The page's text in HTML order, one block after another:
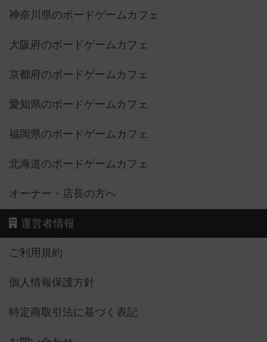
神奈川県のボードゲームカフェ
大阪府のボードゲームカフェ
京都府のボードゲームカフェ
愛知県のボードゲームカフェ
福岡県のボードゲームカフェ
北海道のボードゲームカフェ
オーナー・店長の方へ
運営者情報
ご利用規約
個人情報保護方針
特定商取引法に基づく表記